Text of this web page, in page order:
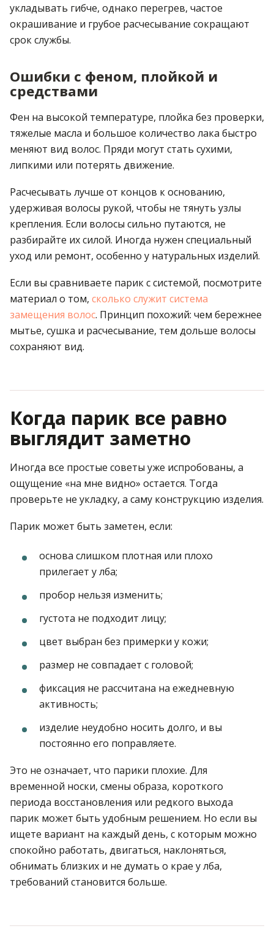
укладывать гибче, однако перегрев, частое
окрашивание и грубое расчесывание сокращают
срок службы.
Ошибки с феном, плойкой и
средствами
Фен на высокой температуре, плойка без проверки,
тяжелые масла и большое количество лака быстро
меняют вид волос. Пряди могут стать сухими,
липкими или потерять движение.
Расчесывать лучше от концов к основанию,
удерживая волосы рукой, чтобы не тянуть узлы
крепления. Если волосы сильно путаются, не
разбирайте их силой. Иногда нужен специальный
уход или ремонт, особенно у натуральных изделий.
Если вы сравниваете парик с системой, посмотрите
материал о том, сколько служит система
замещения волос. Принцип похожий: чем бережнее
мытье, сушка и расчесывание, тем дольше волосы
сохраняют вид.
Когда парик все равно
выглядит заметно
Иногда все простые советы уже испробованы, а
ощущение «на мне видно» остается. Тогда
проверьте не укладку, а саму конструкцию изделия.
Парик может быть заметен, если:
основа слишком плотная или плохо
прилегает у лба;
пробор нельзя изменить;
густота не подходит лицу;
цвет выбран без примерки у кожи;
размер не совпадает с головой;
фиксация не рассчитана на ежедневную
активность;
изделие неудобно носить долго, и вы
постоянно его поправляете.
Это не означает, что парики плохие. Для
временной носки, смены образа, короткого
периода восстановления или редкого выхода
парик может быть удобным решением. Но если вы
ищете вариант на каждый день, с которым можно
спокойно работать, двигаться, наклоняться,
обнимать близких и не думать о крае у лба,
требований становится больше.